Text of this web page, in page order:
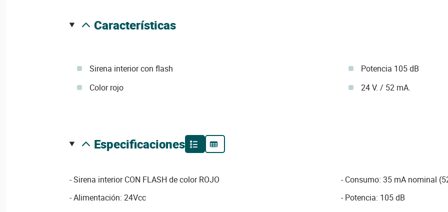
características
Sirena interior con flash
Color rojo
Potencia 105 dB
24 V. / 52 mA.
especificaciones
- Sirena interior CON FLASH de color ROJO
- Alimentación: 24Vcc
- Consumo: 35 mA nominal
- Potencia: 105 dB